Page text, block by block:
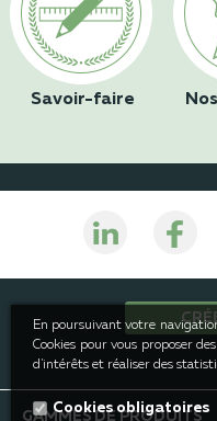
Savoir-faire
GAMMES DE PRODUITS
En poursuivant votre
Cookies pour vous proposer
d'intérêts et réaliser des
Cookies obligatoires